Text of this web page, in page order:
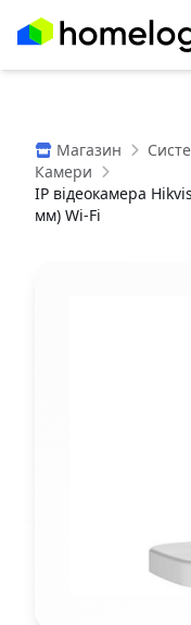
Магазин
Камери
IP відеокамера
мм) Wi-Fi